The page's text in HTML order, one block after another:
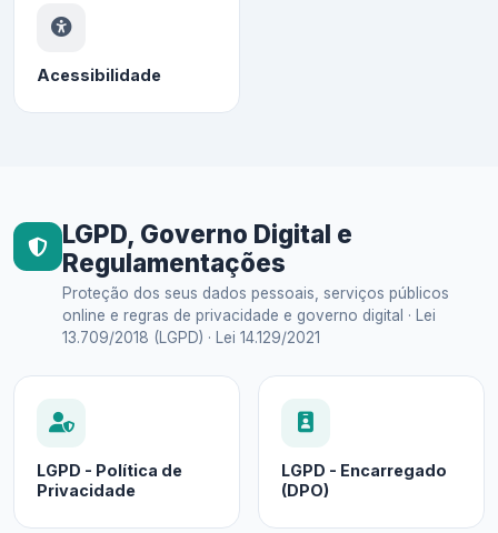
Acessibilidade
LGPD, Governo Digital e
Regulamentações
Proteção dos seus dados pessoais, serviços públicos
online e regras de privacidade e governo digital · Lei
13.709/2018 (LGPD) · Lei 14.129/2021
LGPD - Política de
Privacidade
LGPD - Encarregado
(DPO)